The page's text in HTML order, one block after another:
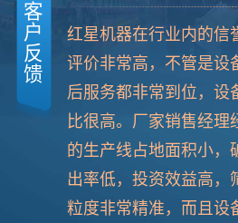
客
户
反
馈
红星机器在行业内的信
评价非常高，不管是设
后服务都非常到位，设
比很高。厂家销售经理
的生产线占地面积小，
出率低，投资效益高，
粒度非常精准，而且设